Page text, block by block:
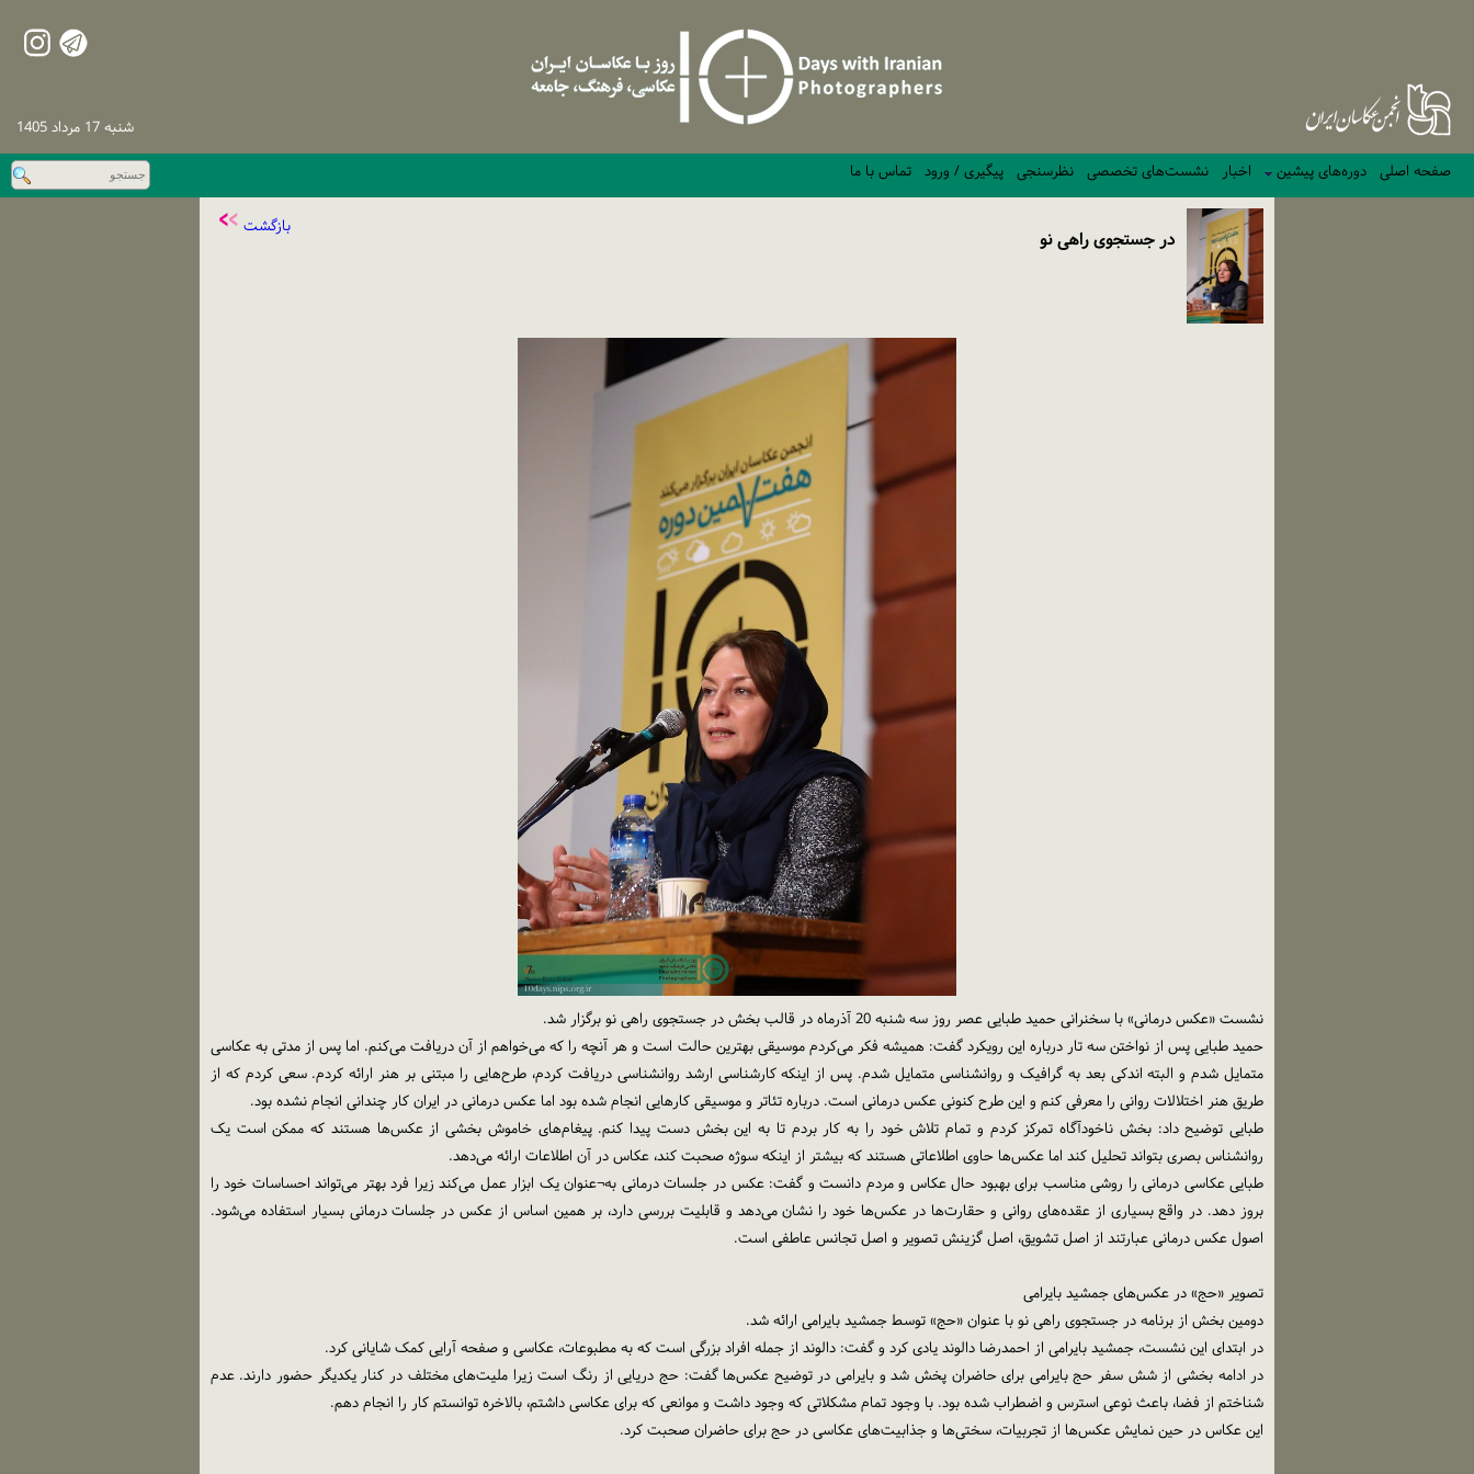
شنبه 17 مرداد 1405
صفحه اصلی دوره‌های پیشین اخبار نشست‌های تخصصی نظرسنجی پیگیری / ورود تماس با ما
بازگشت
در جستجوی راهی نو
نشست «عکس درمانی» با سخنرانی حمید طبایی عصر روز سه شنبه 20 آذرماه در قالب بخش در جستجوی راهی نو برگزار شد.
حمید طبایی پس از نواختن سه تار درباره این رویکرد گفت: همیشه فکر می‌کردم موسیقی بهترین حالت است و هر آنچه را که می‌خواهم از آن دریافت می‌کنم. اما پس از مدتی به عکاسی
متمایل شدم و البته اندکی بعد به گرافیک و روانشناسی متمایل شدم. پس از اینکه کارشناسی ارشد روانشناسی دریافت کردم، طرح‌هایی را مبتنی بر هنر ارائه کردم. سعی کردم که از
طریق هنر اختلالات روانی را معرفی کنم و این طرح کنونی عکس درمانی است. درباره تئاتر و موسیقی کارهایی انجام شده بود اما عکس درمانی در ایران کار چندانی انجام نشده بود.
طبایی توضیح داد: بخش ناخودآگاه تمرکز کردم و تمام تلاش خود را به کار بردم تا به این بخش دست پیدا کنم. پیغام‌های خاموش بخشی از عکس‌ها هستند که ممکن است یک
روانشناس بصری بتواند تحلیل کند اما عکس‌ها حاوی اطلاعاتی هستند که بیشتر از اینکه سوژه صحبت کند، عکاس در آن اطلاعات ارائه می‌دهد.
طبایی عکاسی درمانی را روشی مناسب برای بهبود حال عکاس و مردم دانست و گفت: عکس در جلسات درمانی به¬عنوان یک ابزار عمل می‌کند زیرا فرد بهتر می‌تواند احساسات خود را
بروز دهد. در واقع بسیاری از عقده‌های روانی و حقارت‌ها در عکس‌ها خود را نشان می‌دهد و قابلیت بررسی دارد، بر همین اساس از عکس در جلسات درمانی بسیار استفاده می‌شود.
اصول عکس درمانی عبارتند از اصل تشویق، اصل گزینش تصویر و اصل تجانس عاطفی است.
تصویر «حج» در عکس‌های جمشید بایرامی
دومین بخش از برنامه در جستجوی راهی نو با عنوان «حج» توسط جمشید بایرامی ارائه شد.
در ابتدای این نشست، جمشید بایرامی از احمدرضا دالوند یادی کرد و گفت: دالوند از جمله افراد بزرگی است که به مطبوعات، عکاسی و صفحه آرایی کمک شایانی کرد.
در ادامه بخشی از شش سفر حج بایرامی برای حاضران پخش شد و بایرامی در توضیح عکس‌ها گفت: حج دریایی از رنگ است زیرا ملیت‌های مختلف در کنار یکدیگر حضور دارند. عدم
شناختم از فضا، باعث نوعی استرس و اضطراب شده بود. با وجود تمام مشکلاتی که وجود داشت و موانعی که برای عکاسی داشتم، بالاخره توانستم کار را انجام دهم.
این عکاس در حین نمایش عکس‌ها از تجربیات، سختی‌ها و جذابیت‌های عکاسی در حج برای حاضران صحبت کرد.